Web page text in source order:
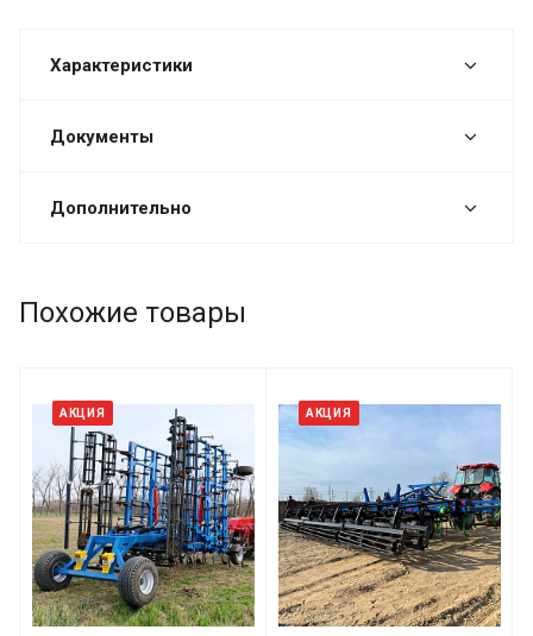
Характеристики
Документы
Дополнительно
Похожие товары
АКЦИЯ АКЦИЯ